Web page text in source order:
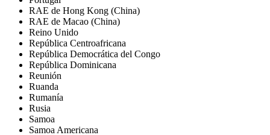
RAE de Hong Kong (China)
RAE de Macao (China)
Reino Unido
República Centroafricana
República Democrática del Congo
República Dominicana
Reunión
Ruanda
Rumanía
Rusia
Samoa
Samoa Americana